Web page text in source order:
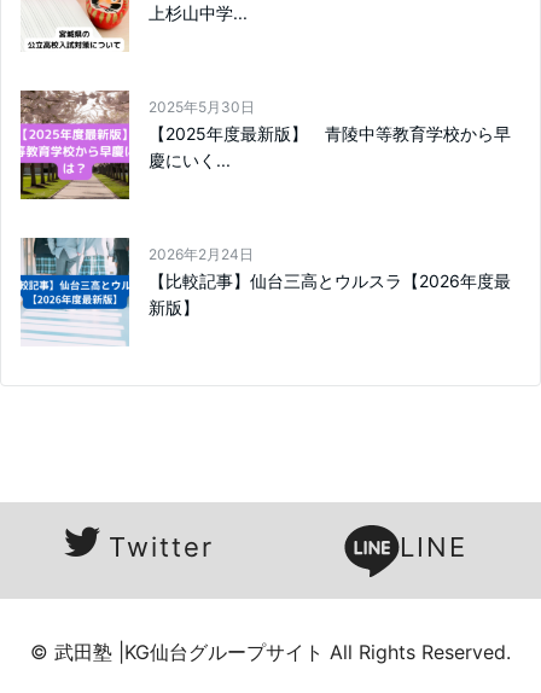
上杉山中学...
2025年5月30日
【2025年度最新版】 青陵中等教育学校から早
慶にいく...
2026年2月24日
【比較記事】仙台三高とウルスラ【2026年度最
新版】
Twitter LINE
© 武田塾 |KG仙台グループサイト All Rights Reserved.